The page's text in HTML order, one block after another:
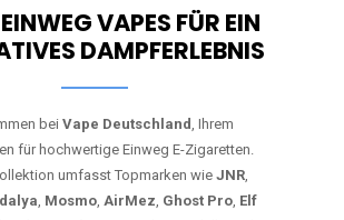
VAPES FÜR EIN
DAMPFERLEBNIS
bei Vape Deutschland, Ihrem
für hochwertige Einweg E-Zigaretten.
umfasst Topmarken wie JNR,
, Mosmo, AirMez, Ghost Pro, Elf